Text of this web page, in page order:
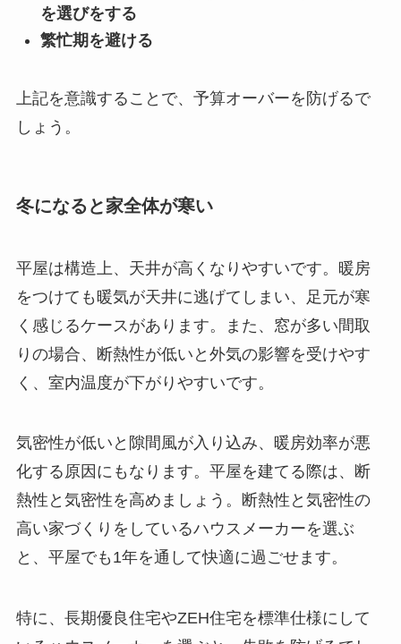
を選びをする
繁忙期を避ける
上記を意識することで、予算オーバーを防げるで
しょう。
冬になると家全体が寒い
平屋は構造上、天井が高くなりやすいです。暖房
をつけても暖気が天井に逃げてしまい、足元が寒
く感じるケースがあります。また、窓が多い間取
りの場合、断熱性が低いと外気の影響を受けやす
く、室内温度が下がりやすいです。
気密性が低いと隙間風が入り込み、暖房効率が悪
化する原因にもなります。平屋を建てる際は、断
熱性と気密性を高めましょう。断熱性と気密性の
高い家づくりをしているハウスメーカーを選ぶ
と、平屋でも1年を通して快適に過ごせます。
特に、長期優良住宅やZEH住宅を標準仕様にして